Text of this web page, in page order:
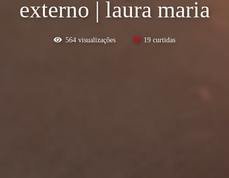
externo | laura maria
564 visualizações 19 curtidas